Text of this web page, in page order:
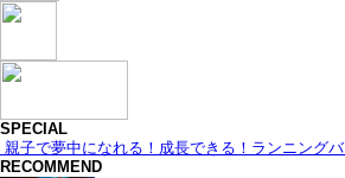
SPECIAL
親子で夢中になれる！成長できる！ランニング
RECOMMEND